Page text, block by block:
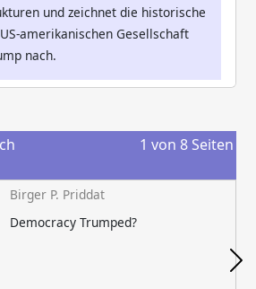
und zeichnet die historische
amerikanischen Gesellschaft
nach.
1 von 8 Seiten
Birger P. Priddat
Democracy Trumped?